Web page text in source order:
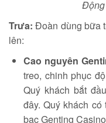
Động
Trưa: Đoàn dùng bữa
lên:
Cao nguyên
treo, chinh phục
Quý khách bắt
đây. Quý khách
bạc Genting